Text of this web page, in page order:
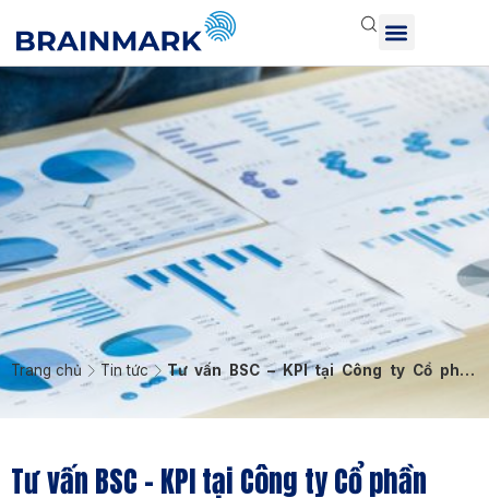
Trang chủ Tin tức
Tư vấn BSC – KPI tại Công ty Cổ phần
Phân bón Hà Lan
Tư vấn BSC – KPI tại Công ty Cổ phần